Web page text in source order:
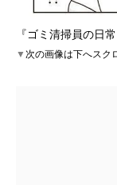
『ゴミ清掃員の日
▼次の画像は下へスク